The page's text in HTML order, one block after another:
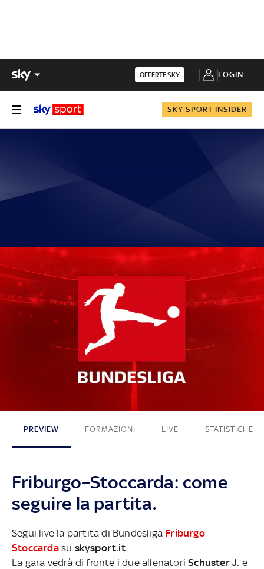
OFFERTE SKY LOGIN
SKY SPORT INSIDER
3 - 1
PREVIEW FORMAZIONI LIVE STATISTICHE
Friburgo–Stoccarda: come
seguire la partita.
Segui live la partita di Bundesliga Friburgo-
Stoccardasu skysport.it.
La gara vedrà di fronte i due allenatoriSchuster J. e